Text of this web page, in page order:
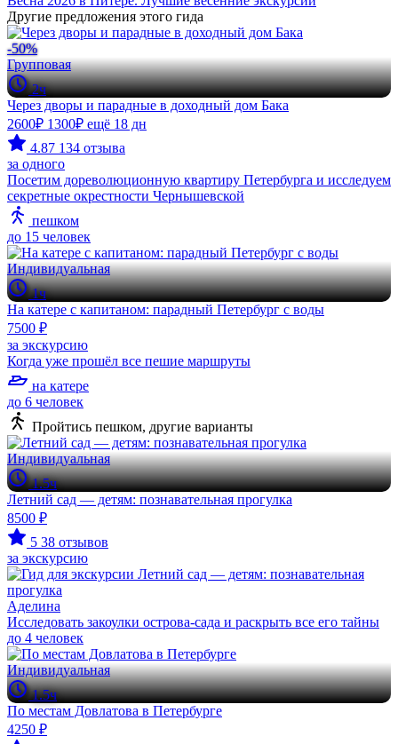
Другие предложения этого гида
-50%
Групповая
2ч
Через дворы и парадные в доходный дом Бака
2600₽ 1300₽ ещё 18 дн
4.87 134 отзыва
за одного
Посетим дореволюционную квартиру Петербурга и исследуем
секретные окрестности Чернышевской
пешком
до 15 человек
Индивидуальная
1ч
На катере с капитаном: парадный Петербург с воды
7500 ₽
за экскурсию
Когда уже прошёл все пешие маршруты
на катере
до 6 человек
Пройтись пешком, другие варианты
Индивидуальная
1.5ч
Летний сад — детям: познавательная прогулка
8500 ₽
5 38 отзывов
за экскурсию
Аделина
Исследовать закоулки острова-сада и раскрыть все его тайны
до 4 человек
Индивидуальная
1.5ч
По местам Довлатова в Петербурге
4250 ₽